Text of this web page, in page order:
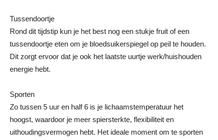
Tussendoortje
Rond dit tijdstip kun je het best nog een stukje fruit of een
tussendoortje eten om je bloedsuikerspiegel op peil te houden.
Dit zorgt ervoor dat je ook het laatste uurtje werk/huishouden
energie hebt.
Sporten
Zo tussen 5 uur en half 6 is je lichaamstemperatuur het
hoogst, waardoor je meer spiersterkte, flexibiliteit en
uithoudingsvermogen hebt. Het ideale moment om te sporten